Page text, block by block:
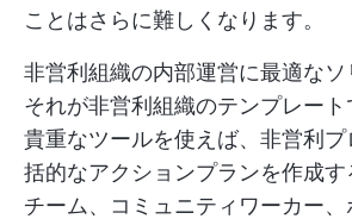
ことはさらに難しくなります。
非営利組織の内部運営に最適なソ
それが非営利組織のテンプレー
貴重なツールを使えば、非営利
括的なアクションプランを作成す
チーム、コミュニティワーカー